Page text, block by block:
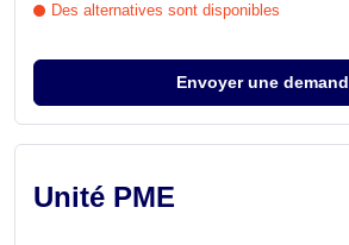
Des alternatives sont disponibles
Envoyer une
Unité PME